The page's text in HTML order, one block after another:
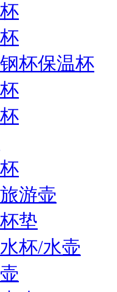
杯保温杯
游壶
垫
杯/水壶